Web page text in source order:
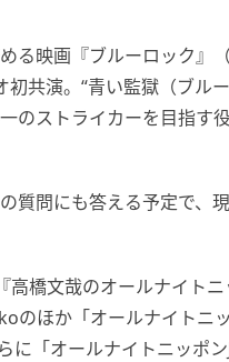
る映画『ブルーロック』
初共演。“青い監獄（ブル
のストライカーを目指す
質問にも答える予定で、
高橋文哉のオールナイト
のほか「オールナイトニ
に「オールナイトニッポ